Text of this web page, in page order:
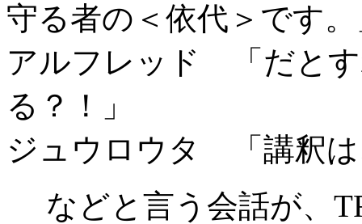
守る者の＜依代＞です
アルフレッド 「だと
る？！」
ジュウロウタ 「講釈
などと言う会話が、